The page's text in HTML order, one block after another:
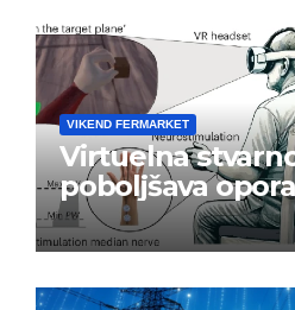
VIKEND FERMARKET
Virtuelna
poboljšava
nakon